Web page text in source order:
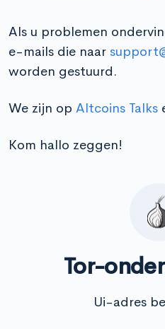
Als u problemen
e-mails die naar
worden gestuurd.
We zijn op Altcoins Talks
Kom hallo zeggen!
Tor-
Ui-adres